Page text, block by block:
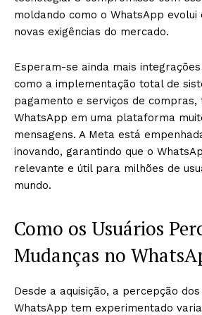
moldando como o WhatsApp evolui
novas exigências do mercado.
Esperam-se ainda mais
como a implementação total de
pagamento e serviços de
WhatsApp em uma plataforma
mensagens. A Meta está
inovando, garantindo que o
relevante e útil para milhões de
mundo.
Como os Usuários
Mudanças no
Desde a aquisição, a percepção
WhatsApp tem experimentado